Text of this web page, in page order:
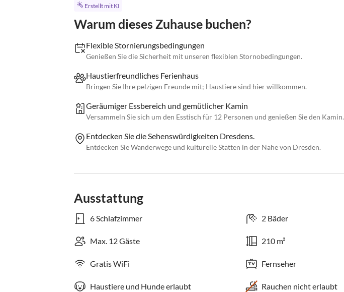
Erstellt mit KI
Warum dieses Zuhause buchen?
Flexible Stornierungsbedingungen
Genießen Sie die Sicherheit mit unseren flexiblen Stornobedingungen.
Haustierfreundliches Ferienhaus
Bringen Sie Ihre pelzigen Freunde mit; Haustiere sind hier willkommen.
Geräumiger Essbereich und gemütlicher Kamin
Versammeln Sie sich um den Esstisch für 12 Personen und genießen Sie den Kamin.
Entdecken Sie die Sehenswürdigkeiten Dresdens.
Entdecken Sie Wanderwege und kulturelle Stätten in der Nähe von Dresden.
Ausstattung
6 Schlafzimmer 2 Bäder
Max. 12 Gäste 210 m²
Gratis WiFi Fernseher
Haustiere und Hunde erlaubt Rauchen nicht erlaubt